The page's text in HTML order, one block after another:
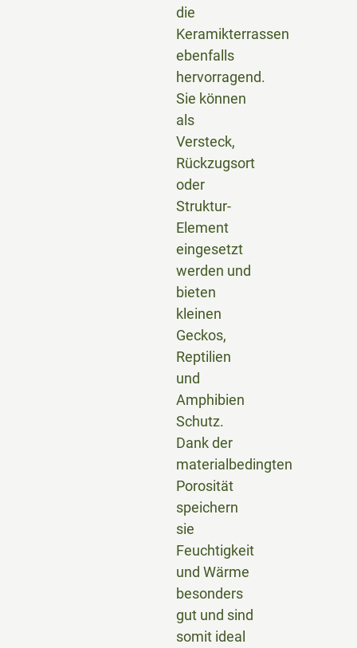
die
Keramikterrassen
ebenfalls
hervorragend.
Sie können
als
Versteck,
Rückzugsort
oder
Struktur-
Element
eingesetzt
werden und
bieten
kleinen
Geckos,
Reptilien
und
Amphibien
Schutz.
Dank der
materialbedingten
Porosität
speichern
sie
Feuchtigkeit
und Wärme
besonders
gut und sind
somit ideal